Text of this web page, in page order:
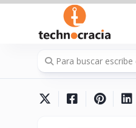
Saltar
contenido